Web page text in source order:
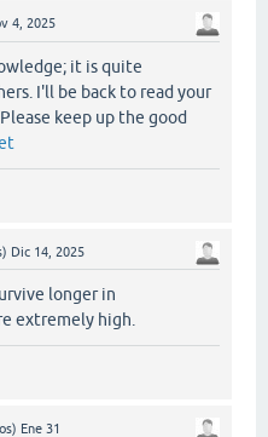
4, 2025
it is quite
I'll be back to read your
keep up the good
Dic 14, 2025
longer in
extremely high.
Ene 31